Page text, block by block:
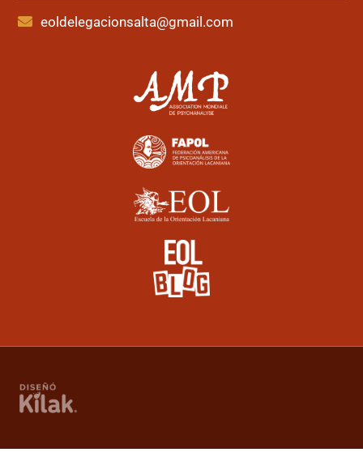
eoldelegacionsalta@gmail.com